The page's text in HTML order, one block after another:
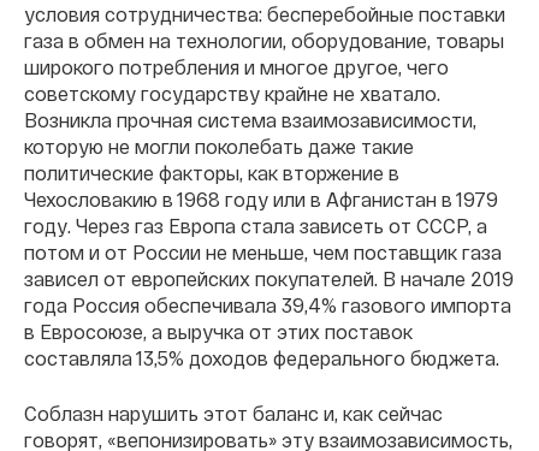
условия сотрудничества: бесперебойные поставки
газа в обмен на технологии, оборудование, товары
широкого потребления и многое другое, чего
советскому государству крайне не хватало.
Возникла прочная система взаимозависимости,
которую не могли поколебать даже такие
политические факторы, как вторжение в
Чехословакию в 1968 году или в Афганистан в 1979
году. Через газ Европа стала зависеть от СССР, а
потом и от России не меньше, чем поставщик газа
зависел от европейских покупателей. В начале 2019
года Россия обеспечивала 39,4% газового импорта
в Евросоюзе, а выручка от этих поставок
составляла 13,5% доходов федерального бюджета.
Соблазн нарушить этот баланс и, как сейчас
говорят, «вепонизировать» эту взаимозависимость,